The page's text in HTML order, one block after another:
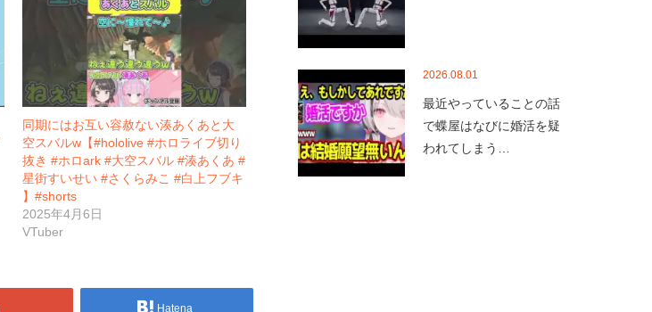
同期にはお互い容赦ない湊あくあと大
空スバルw【#hololive #ホロライブ切り
抜き #ホロark #大空スバル #湊あくあ #
星街すいせい #さくらみこ #白上フブキ
】#shorts
2025年4月6日
VTuber
Hatena
2026.08.01
最近やっていることの話
で蝶屋はなびに婚活を疑
われてしまう…